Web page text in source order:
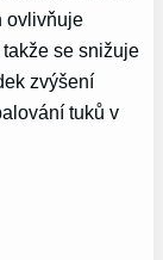
ovlivňuje
se snižuje
zvýšení
tuků v